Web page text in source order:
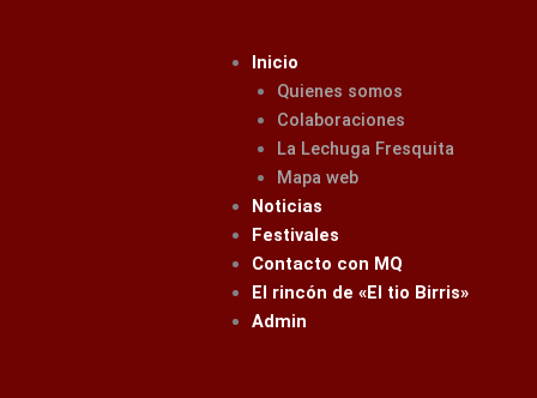
Inicio
Quienes somos
Colaboraciones
La Lechuga Fresquita
Mapa web
Noticias
Festivales
Contacto con MQ
El rincón de «El tio Birris»
Admin